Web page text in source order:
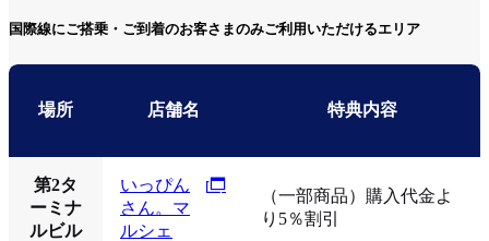
国際線にご搭乗・ご到着のお客さまのみご利用いただけるエリア
場所 店舗名 特典内容
第2タ
ーミナ
ルビル
いっぴん
さん。マ
ルシェ
（一部商品）購入代金よ
り5％割引